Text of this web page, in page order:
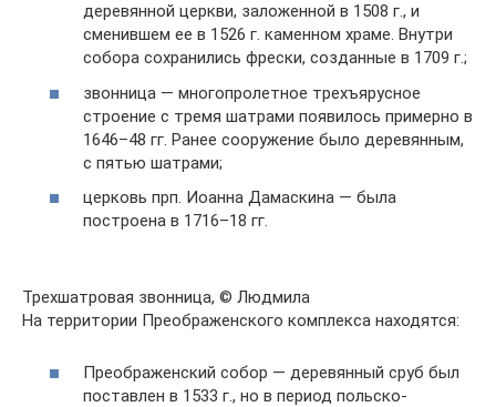
деревянной церкви, заложенной в 1508 г., и
сменившем ее в 1526 г. каменном храме. Внутри
собора сохранились фрески, созданные в 1709 г.;
звонница — многопролетное трехъярусное
строение с тремя шатрами появилось примерно в
1646–48 гг. Ранее сооружение было деревянным,
с пятью шатрами;
церковь прп. Иоанна Дамаскина — была
построена в 1716–18 гг.
Трехшатровая звонница, © Людмила
На территории Преображенского комплекса находятся:
Преображенский собор — деревянный сруб был
поставлен в 1533 г., но в период польско-